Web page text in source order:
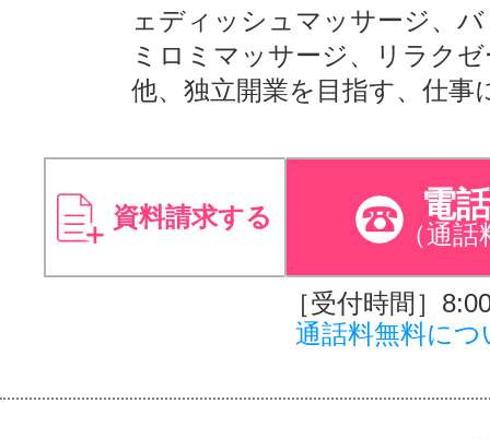
ェディッシュマッサージ、
ミロミマッサージ、リラク
他、独立開業を目指す、仕事
資料請求する 電
（通話
［受付時間］
通話料無料につ